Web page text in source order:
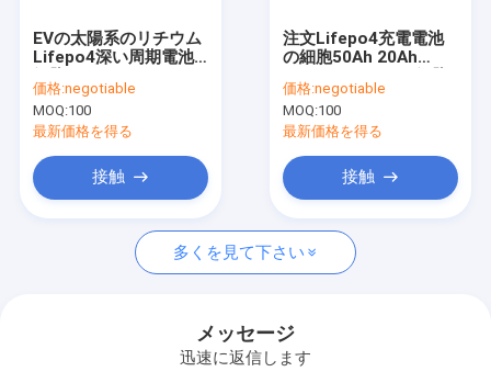
引用を要求しなさい
Lifepo4リチウム電池
リン酸鉄リチウム電池
Lifepo4携帯用動力火車
EVの太陽系のリチウム
Lifepo4深い周期電池
の異なったタイプ
価格:negotiable
MOQ:100
最新価格を得る
接触
注文Lifepo4充電電池
の細胞50Ah 20Ah
の異なったタイプ
価格:negotiable
MOQ:100
最新価格を得る
接触
多くを見て下さい
メッセージ
迅速に返信します